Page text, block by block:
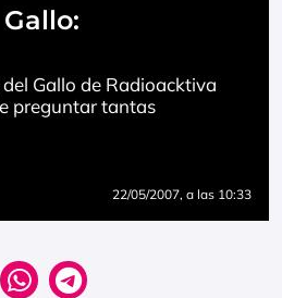
Gallo de Radioacktiva
preguntar tantas
22/05/2007, a las 10:33